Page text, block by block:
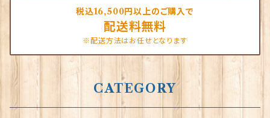
税込16,500円以上のご購入で
配送料無料
※配送方法はお任せとなります
CATEGORY